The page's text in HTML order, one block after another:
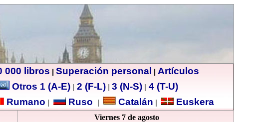
000 libros Superación personal
Artículos
Otros 1 (A-E) 2 (F-L) 3 (N-S)
4 (T-U)
Rumano Ruso Catalán Euskera
Viernes 7 de agosto